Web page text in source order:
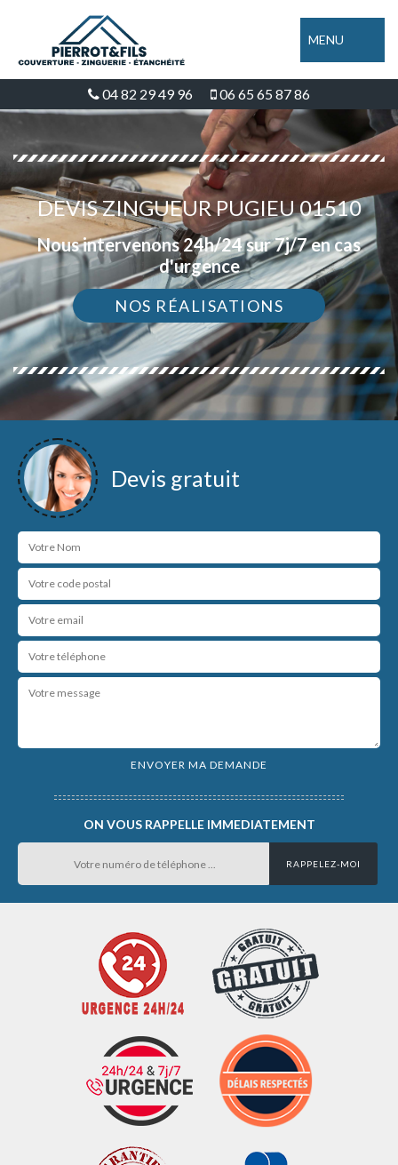
MENU
04 82 29 49 96 06 65 65 87 86
DEVIS ZINGUEUR PUGIEU 01510
Nous intervenons 24h/24 sur 7j/7 en cas
d'urgence
NOS RÉALISATIONS
Devis gratuit
ON VOUS RAPPELLE IMMEDIATEMENT